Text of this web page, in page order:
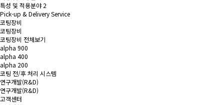
특성 및 적용분야 2
Pick-up & Delivery Service
코팅장비
코팅장비
코팅장비 전체보기
alpha 900
alpha 400
alpha 200
코팅 전/후 처리 시스템
연구개발(R&D)
연구개발(R&D)
고객센터